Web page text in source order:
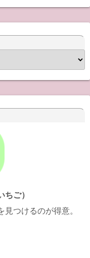
ご）
つけるのが得意。